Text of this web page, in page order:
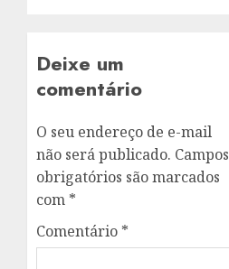
Deixe um
comentário
O seu endereço de e-mail
não será publicado. Campos
obrigatórios são marcados
com *
Comentário *